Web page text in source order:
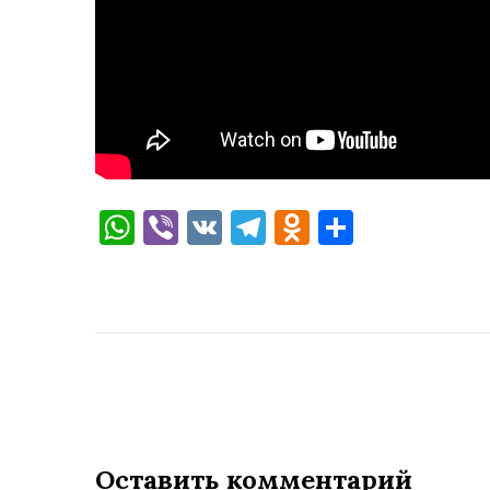
WhatsApp
Viber
VK Telegram
Оставить комментарий